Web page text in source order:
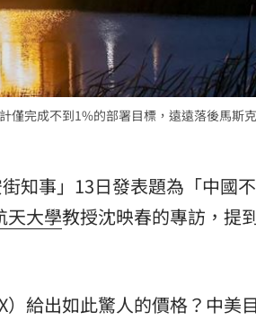
僅完成不到1%的部署目標，遠遠落後馬斯
知事」13日發表題為「中國
天大學教授沈映春的專訪，提
給出如此驚人的價格？中美